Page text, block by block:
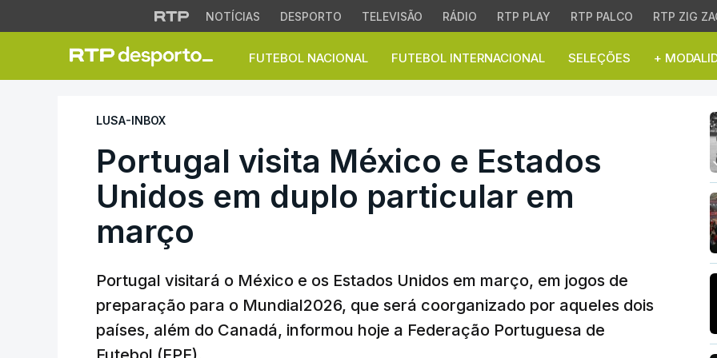
NOTÍCIAS DESPORTO TELEVISÃO RÁDIO RTP PLAY RTP PALCO RTP ZIG
FUTEBOL NACIONAL FUTEBOL INTERNACIONAL SELEÇÕES +
Portugal visita México e Estados Unidos
LUSA-INBOX
Portugal visita México e Estados
Unidos em duplo particular em
março
Portugal visitará o México e os Estados Unidos em março, em jogos de
preparação para o Mundial2026, que será coorganizado por aqueles dois
países, além do Canadá, informou hoje a Federação Portuguesa de